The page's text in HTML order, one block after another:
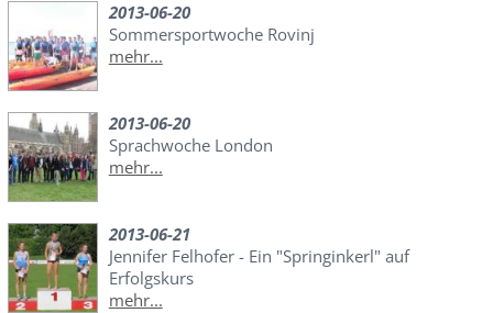
2013-06-20
Sommersportwoche Rovinj
mehr...
2013-06-20
Sprachwoche London
mehr...
2013-06-21
Jennifer Felhofer - Ein "Springinkerl" auf
Erfolgskurs
mehr...